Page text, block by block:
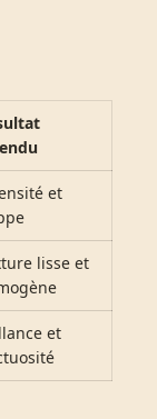
et
lisse et
et